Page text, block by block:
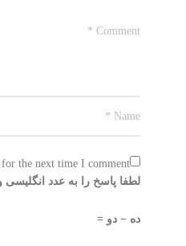
the next time I comment.
لطفا پاسخ را به عدد انگلیسی
ده − دو =